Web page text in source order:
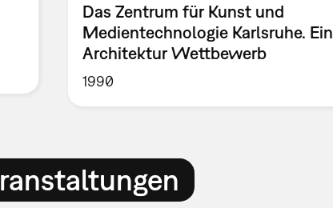
Das Zentrum für Kunst und
Medientechnologie Karlsruhe. Ein
Architektur Wettbewerb
1990